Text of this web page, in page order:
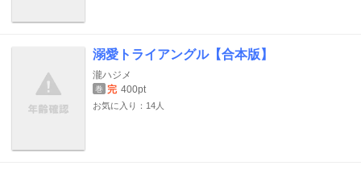
溺愛トライアングル【合本版】
瀧ハジメ
巻 完 400pt
お気に入り：14人